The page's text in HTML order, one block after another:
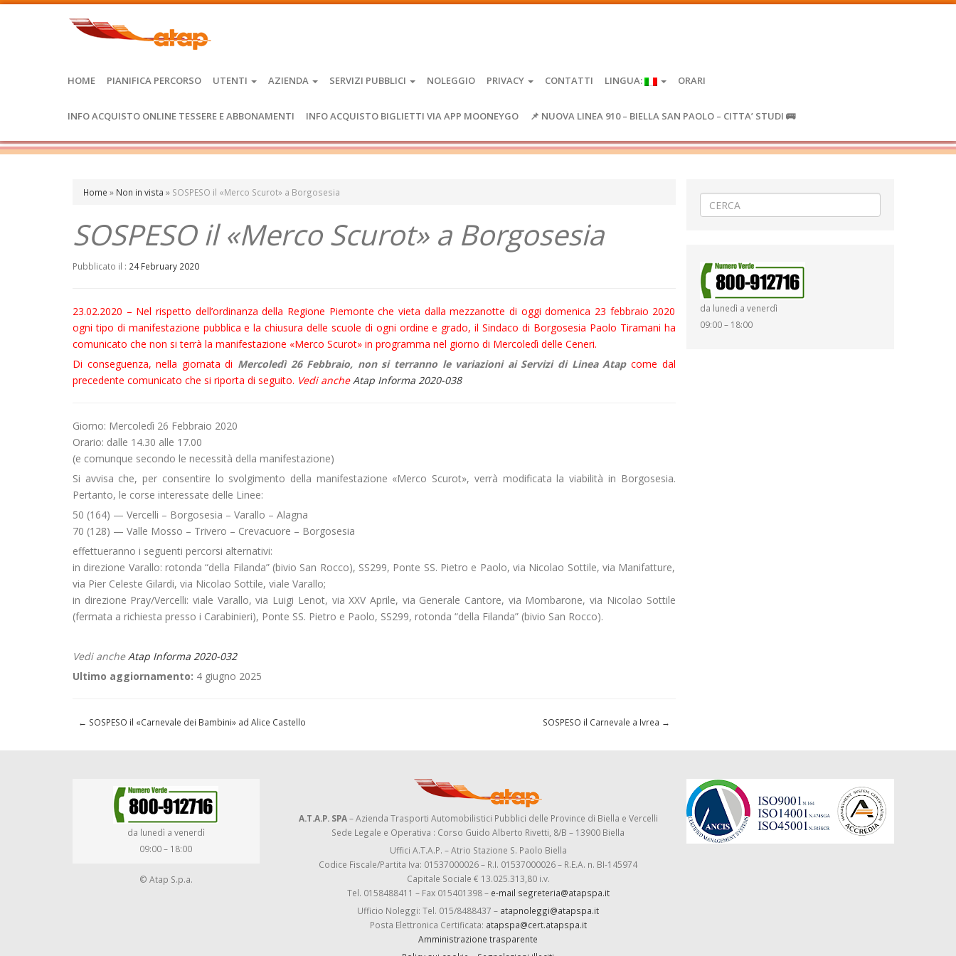
HOME PIANIFICA PERCORSO UTENTI AZIENDA SERVIZI PUBBLICI NOLEGGIO PRIVACY CONTATTI LINGUA: ORARI
INFO ACQUISTO ONLINE TESSERE E ABBONAMENTI INFO ACQUISTO BIGLIETTI VIA APP MOONEYGO 📌 NUOVA LINEA 910 – BIELLA SAN PAOLO – CITTA’ STUDI 🚌
Home » Non in vista » SOSPESO il «Merco Scurot» a Borgosesia
SOSPESO il «Merco Scurot» a Borgosesia
Pubblicato il : 24 February 2020
23.02.2020 – Nel rispetto dell’ordinanza della Regione Piemonte che vieta dalla mezzanotte di oggi domenica 23 febbraio 2020
ogni tipo di manifestazione pubblica e la chiusura delle scuole di ogni ordine e grado, il Sindaco di Borgosesia Paolo Tiramani ha
comunicato che non si terrà la manifestazione «Merco Scurot» in programma nel giorno di Mercoledì delle Ceneri.
Di conseguenza, nella giornata di Mercoledì 26 Febbraio, non si terranno le variazioni ai Servizi di Linea Atapcome dal
precedente comunicato che si riporta di seguito. Vedi ancheAtap Informa 2020-038
Giorno: Mercoledì 26 Febbraio 2020
Orario: dalle 14.30 alle 17.00
(e comunque secondo le necessità della manifestazione)
Si avvisa che, per consentire lo svolgimento della manifestazione «Merco Scurot», verrà modificata la viabilità in Borgosesia.
Pertanto, le corse interessate delle Linee:
50 (164) — Vercelli – Borgosesia – Varallo – Alagna
70 (128) — Valle Mosso – Trivero – Crevacuore – Borgosesia
effettueranno i seguenti percorsi alternativi:
in direzione Varallo: rotonda “della Filanda” (bivio San Rocco), SS299, Ponte SS. Pietro e Paolo, via Nicolao Sottile, via Manifatture,
via Pier Celeste Gilardi, via Nicolao Sottile, viale Varallo;
in direzione Pray/Vercelli: viale Varallo, via Luigi Lenot, via XXV Aprile, via Generale Cantore, via Mombarone, via Nicolao Sottile
(fermata a richiesta presso i Carabinieri), Ponte SS. Pietro e Paolo, SS299, rotonda “della Filanda” (bivio San Rocco).
Vedi ancheAtap Informa 2020-032
Ultimo aggiornamento: 4 giugno 2025
← SOSPESO il «Carnevale dei Bambini» ad Alice Castello SOSPESO il Carnevale a Ivrea →
da lunedì a venerdì
09:00 – 18:00
da lunedì a venerdì
09:00 – 18:00
© Atap S.p.a.
A.T.A.P. SPA– Azienda Trasporti Automobilistici Pubblici delle Province di Biella e Vercelli
Sede Legale e Operativa : Corso Guido Alberto Rivetti, 8/B – 13900 Biella
Uffici A.T.A.P. – Atrio Stazione S. Paolo Biella
Codice Fiscale/Partita Iva: 01537000026 – R.I. 01537000026 – R.E.A. n. BI-145974
Capitale Sociale € 13.025.313,80 i.v.
Tel. 0158488411 – Fax 015401398 – e-mail segreteria@atapspa.it
Ufficio Noleggi: Tel. 015/8488437 – atapnoleggi@atapspa.it
Posta Elettronica Certificata: atapspa@cert.atapspa.it
Amministrazione trasparente